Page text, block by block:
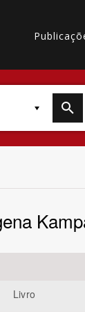
Livro